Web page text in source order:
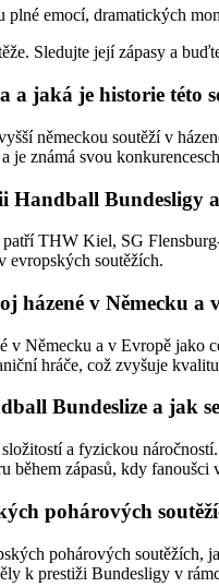
plné emocí, dramatických
Sledujte její zápasy a
jaká je historie této
německou soutěží v
je známá svou
Handball Bundesligy
THW Kiel, SG
evropských soutěžích.
házené v Německu a
Německu a v Evropě jako
hráče, což zvyšuje
Bundeslize a jak
a fyzickou
během zápasů, kdy
pohárových
pohárových
k prestiži Bundesligy v